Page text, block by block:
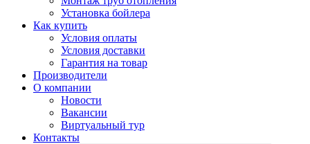
Установка бойлера
Как купить
Условия оплаты
Условия доставки
Гарантия на товар
Производители
О компании
Новости
Вакансии
Виртуальный тур
Контакты